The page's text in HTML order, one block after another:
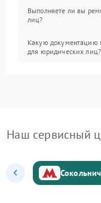
Выполняете ли вы
лиц?
Какую документацию
для юридических лиц?
Наш сервисный